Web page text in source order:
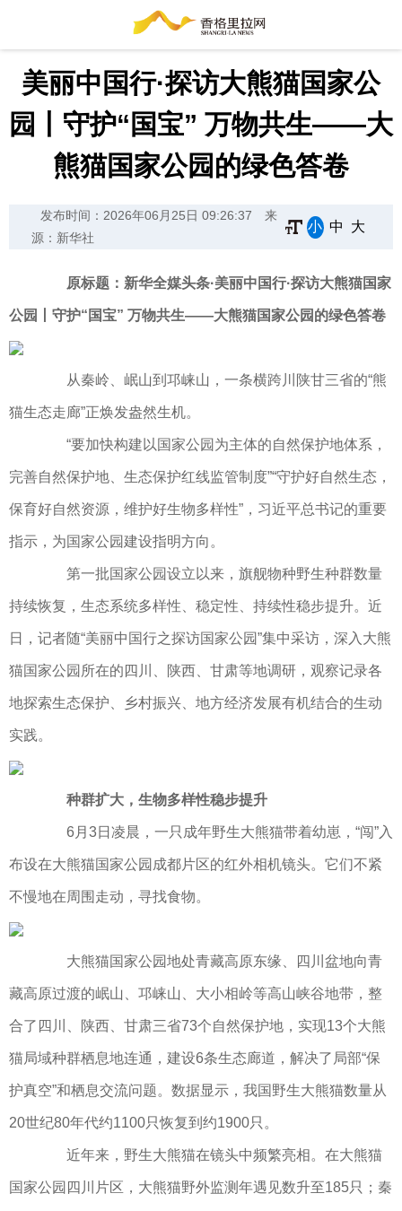
美丽中国行·探访大熊猫国家公
园丨守护“国宝” 万物共生——大
熊猫国家公园的绿色答卷
发布时间：2026年06月25日 09:26:37
来
源：新华社
小 中 大
原标题：新华全媒头条·美丽中国行·探访大熊猫国家
公园丨守护“国宝” 万物共生——大熊猫国家公园的绿色答卷
从秦岭、岷山到邛崃山，一条横跨川陕甘三省的“熊
猫生态走廊”正焕发盎然生机。
“要加快构建以国家公园为主体的自然保护地体系，
完善自然保护地、生态保护红线监管制度”“守护好自然生态，
保育好自然资源，维护好生物多样性”，习近平总书记的重要
指示，为国家公园建设指明方向。
第一批国家公园设立以来，旗舰物种野生种群数量
持续恢复，生态系统多样性、稳定性、持续性稳步提升。近
日，记者随“美丽中国行之探访国家公园”集中采访，深入大熊
猫国家公园所在的四川、陕西、甘肃等地调研，观察记录各
地探索生态保护、乡村振兴、地方经济发展有机结合的生动
实践。
种群扩大，生物多样性稳步提升
6月3日凌晨，一只成年野生大熊猫带着幼崽，“闯”入
布设在大熊猫国家公园成都片区的红外相机镜头。它们不紧
不慢地在周围走动，寻找食物。
大熊猫国家公园地处青藏高原东缘、四川盆地向青
藏高原过渡的岷山、邛崃山、大小相岭等高山峡谷地带，整
合了四川、陕西、甘肃三省73个自然保护地，实现13个大熊
猫局域种群栖息地连通，建设6条生态廊道，解决了局部“保
护真空”和栖息交流问题。数据显示，我国野生大熊猫数量从
20世纪80年代约1100只恢复到约1900只。
近年来，野生大熊猫在镜头中频繁亮相。在大熊猫
国家公园四川片区，大熊猫野外监测年遇见数升至185只；秦